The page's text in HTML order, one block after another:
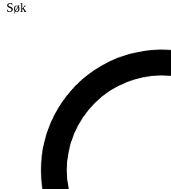
Søk